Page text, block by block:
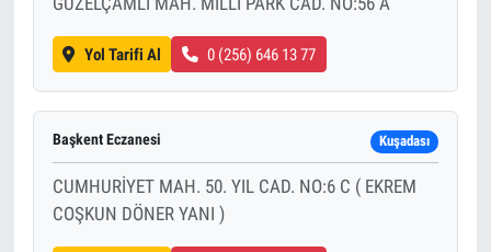
Yol Tarifi Al 0 (256) 646 13 77
Başkent Eczanesi Kuşadası
CUMHURİYET MAH. 50. YIL CAD. NO:6 C ( EKREM
COŞKUN DÖNER YANI )